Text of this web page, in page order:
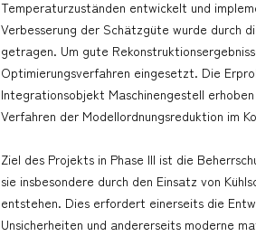
Temperaturzuständen entwickelt und
Verbesserung der Schätzgüte wurde durch
getragen. Um gute
Optimierungsverfahren eingesetzt. Die
Integrationsobjekt Maschinengestell
Verfahren der Modellordnungsreduktion im
Ziel des Projekts in Phase III ist die
sie insbesondere durch den Einsatz von
entstehen. Dies erfordert einerseits die
Unsicherheiten und andererseits moderne